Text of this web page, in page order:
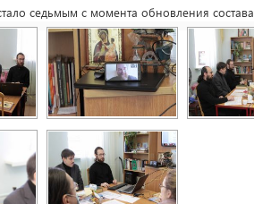
седьмым с момента обновления